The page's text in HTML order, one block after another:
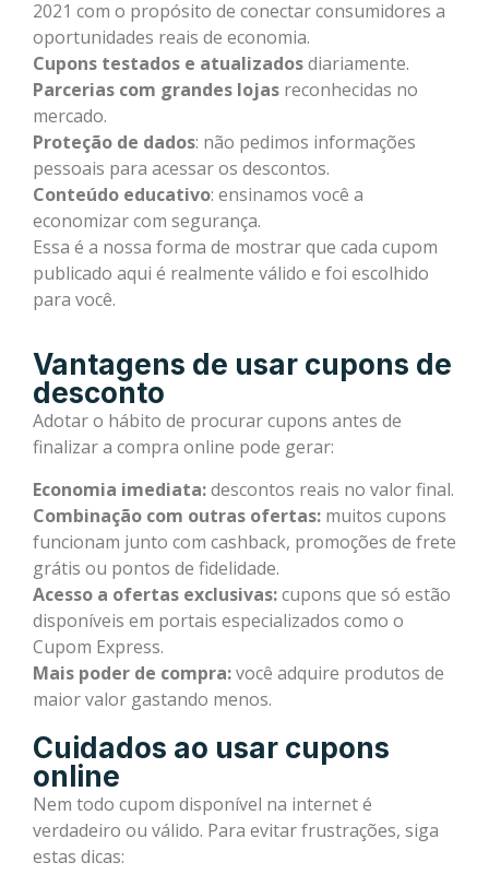
2021 com o propósito de conectar consumidores a
oportunidades reais de economia.
Cupons testados e atualizadosdiariamente.
Parcerias com grandes lojas reconhecidas no
mercado.
Proteção de dados: não pedimos informações
pessoais para acessar os descontos.
Conteúdo educativo: ensinamos você a
economizar com segurança.
Essa é a nossa forma de mostrar que cada cupom
publicado aqui é realmente válido e foi escolhido
para você.
Vantagens de usar cupons de
desconto
Adotar o hábito de procurar cupons antes de
finalizar a compra online pode gerar:
Economia imediata:descontos reais no valor final.
Combinação com outras ofertas: muitos cupons
funcionam junto com cashback, promoções de frete
grátis ou pontos de fidelidade.
Acesso a ofertas exclusivas:cupons que só estão
disponíveis em portais especializados como o
Cupom Express.
Mais poder de compra:você adquire produtos de
maior valor gastando menos.
Cuidados ao usar cupons
online
Nem todo cupom disponível na internet é
verdadeiro ou válido. Para evitar frustrações, siga
estas dicas: